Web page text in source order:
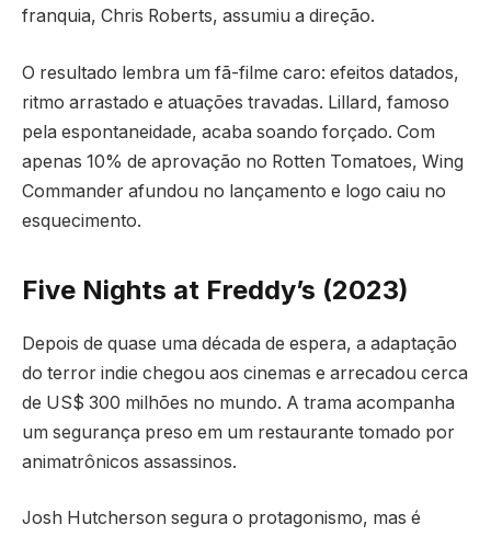
franquia, Chris Roberts, assumiu a direção.
O resultado lembra um fã-filme caro: efeitos datados,
ritmo arrastado e atuações travadas. Lillard, famoso
pela espontaneidade, acaba soando forçado. Com
apenas 10% de aprovação no Rotten Tomatoes, Wing
Commander afundou no lançamento e logo caiu no
esquecimento.
Five Nights at Freddy’s (2023)
Depois de quase uma década de espera, a adaptação
do terror indie chegou aos cinemas e arrecadou cerca
de US$ 300 milhões no mundo. A trama acompanha
um segurança preso em um restaurante tomado por
animatrônicos assassinos.
Josh Hutcherson segura o protagonismo, mas é